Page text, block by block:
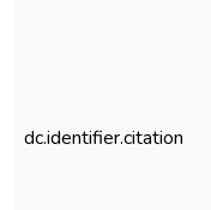
dc.identifier.citation